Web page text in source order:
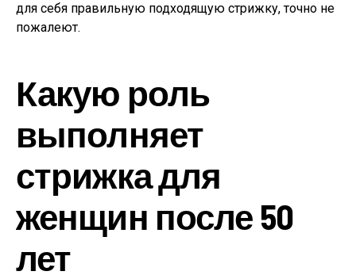
для себя правильную подходящую стрижку, точно не
пожалеют.
Какую роль
выполняет
стрижка для
женщин после 50
лет